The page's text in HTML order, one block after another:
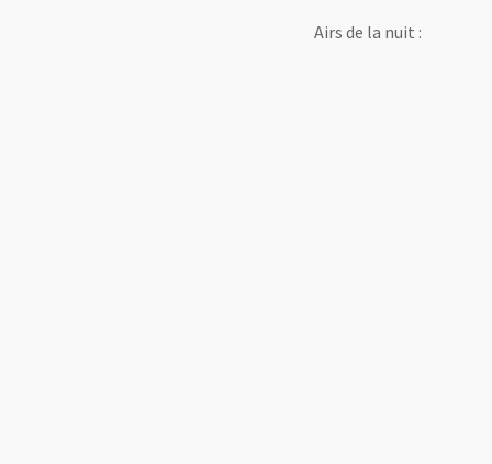
Airs de la nuit :